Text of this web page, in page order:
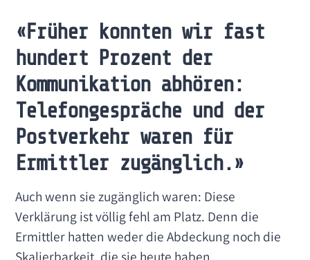
«Früher konnten wir fast
hundert Prozent der
Kommunikation abhören:
Telefongespräche und der
Postverkehr waren für
Ermittler zugänglich.»
Auch wenn sie zugänglich waren: Diese
Verklärung ist völlig fehl am Platz. Denn die
Ermittler hatten weder die Abdeckung noch die